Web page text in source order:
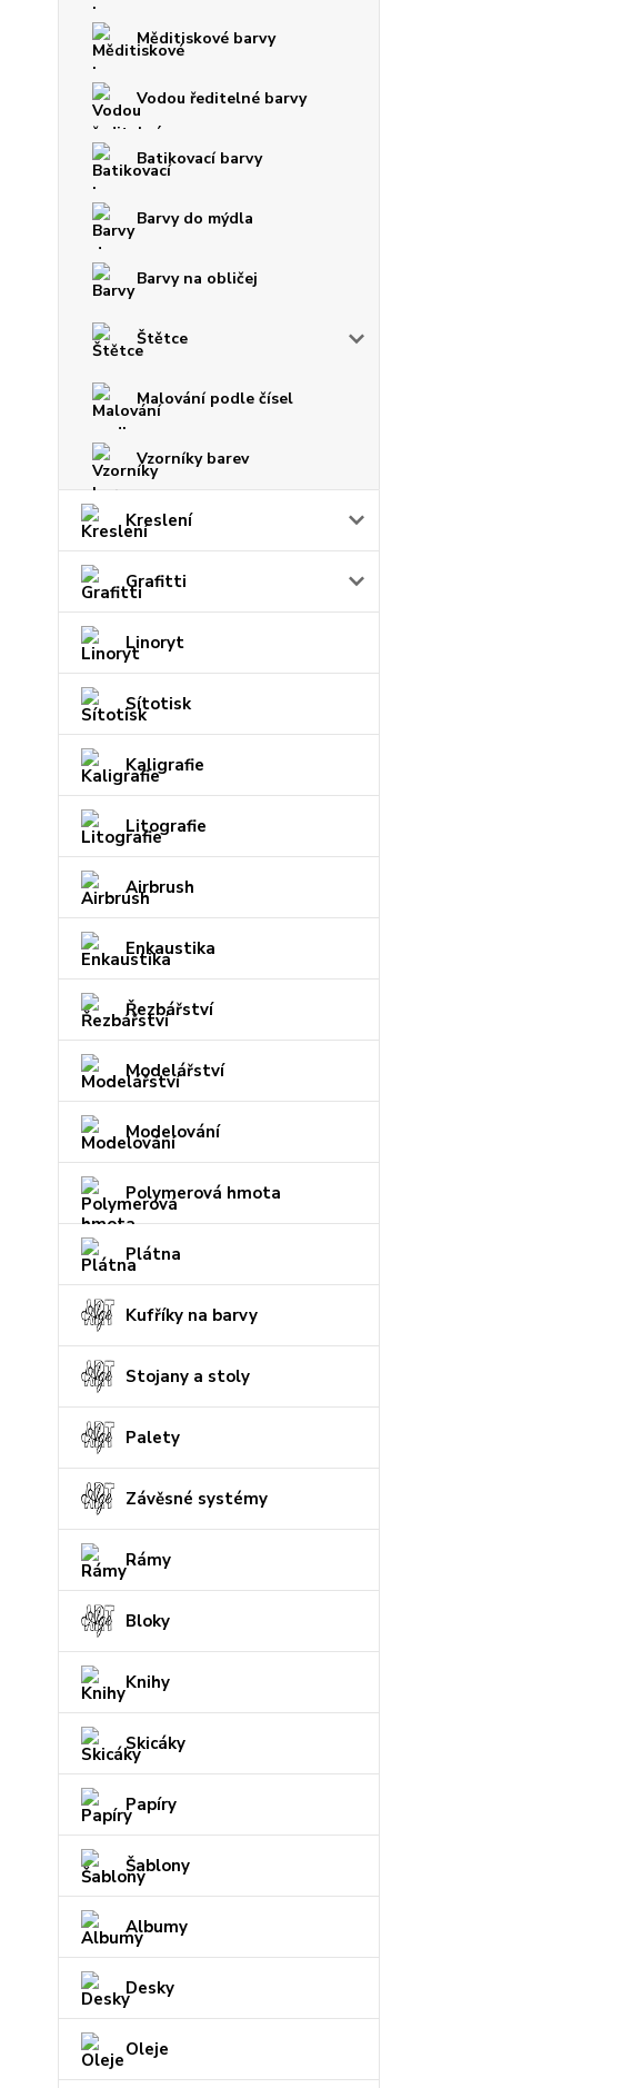
Měditiskové barvy
Vodou ředitelné barvy
Batikovací barvy
Barvy do mýdla
Barvy na obličej
Štětce
Malování podle čísel
Vzorníky barev
Kreslení
Grafitti
Linoryt
Sítotisk
Kaligrafie
Litografie
Airbrush
Enkaustika
Řezbářství
Modelářství
Modelování
Polymerová hmota
Plátna
Kufříky na barvy
Stojany a stoly
Palety
Závěsné systémy
Rámy
Bloky
Knihy
Skicáky
Papíry
Šablony
Albumy
Desky
Oleje